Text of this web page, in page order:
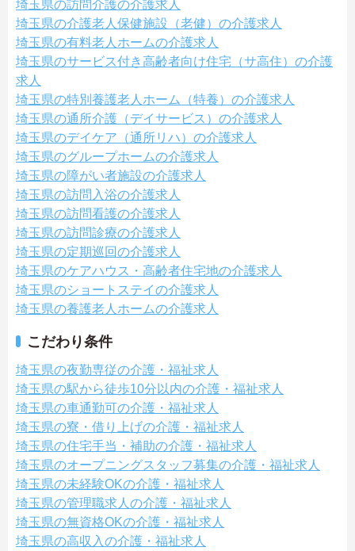
埼玉県の訪問介護の介護求人
埼玉県の介護老人保健施設（老健）の介護求人
埼玉県の有料老人ホームの介護求人
埼玉県のサービス付き高齢者向け住宅（サ高住）の介護
求人
埼玉県の特別養護老人ホーム（特養）の介護求人
埼玉県の通所介護（デイサービス）の介護求人
埼玉県のデイケア（通所リハ）の介護求人
埼玉県のグループホームの介護求人
埼玉県の障がい者施設の介護求人
埼玉県の訪問入浴の介護求人
埼玉県の訪問看護の介護求人
埼玉県の訪問診療の介護求人
埼玉県の定期巡回の介護求人
埼玉県のケアハウス・高齢者住宅地の介護求人
埼玉県のショートステイの介護求人
埼玉県の養護老人ホームの介護求人
こだわり条件
埼玉県の夜勤専従の介護・福祉求人
埼玉県の駅から徒歩10分以内の介護・福祉求人
埼玉県の車通勤可の介護・福祉求人
埼玉県の寮・借り上げの介護・福祉求人
埼玉県の住宅手当・補助の介護・福祉求人
埼玉県のオープニングスタッフ募集の介護・福祉求人
埼玉県の未経験OKの介護・福祉求人
埼玉県の管理職求人の介護・福祉求人
埼玉県の無資格OKの介護・福祉求人
埼玉県の高収入の介護・福祉求人